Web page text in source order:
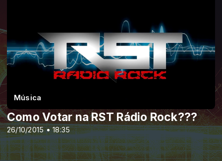
Música
26/10/2015 • 18:35
Como Votar na RST Rádio Rock???